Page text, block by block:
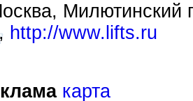
Милютинский
http://www.lifts.ru
карта